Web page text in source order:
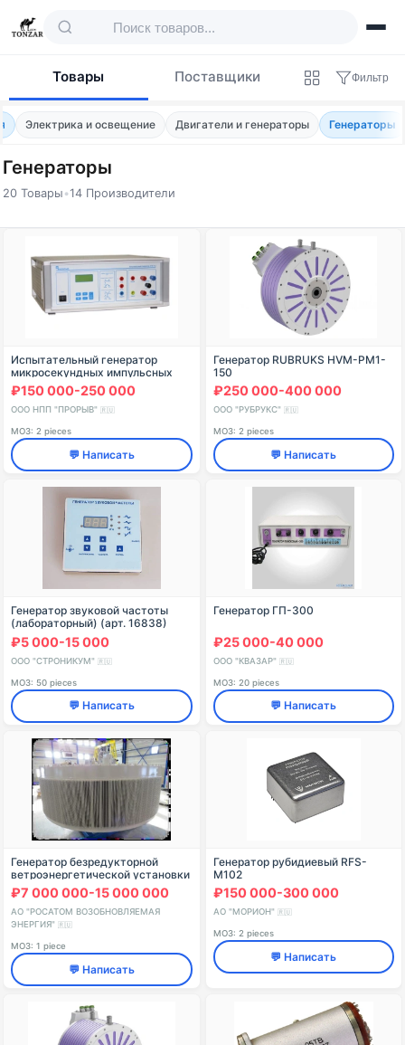
Товары Поставщики Фильтр
Электрика и освещение Двигатели и генераторы Генераторы
Генераторы
20 Товары •14 Производители
Испытательный генератор
микросекундных импульсных
помех большой энергии ИГМ 4.2
₽150 000-250 000
ООО НПП "ПРОРЫВ" 🇷🇺
МОЗ: 2 pieces
💬 Написать
Генератор RUBRUKS HVM-PM1-
150
₽250 000-400 000
ООО "РУБРУКС" 🇷🇺
МОЗ: 2 pieces
💬 Написать
Генератор звуковой частоты
(лабораторный) (арт. 16838)
₽5 000-15 000
ООО "СТРОНИКУМ" 🇷🇺
МОЗ: 50 pieces
💬 Написать
Генератор ГП-300
₽25 000-40 000
ООО "КВАЗАР" 🇷🇺
МОЗ: 20 pieces
💬 Написать
Генератор безредукторной
ветроэнергетической установки
₽7 000 000-15 000 000
АО "РОСАТОМ ВОЗОБНОВЛЯЕМАЯ
ЭНЕРГИЯ"
🇷🇺
МОЗ: 1 piece
💬 Написать
Генератор рубидиевый RFS-
M102
₽150 000-300 000
АО "МОРИОН" 🇷🇺
МОЗ: 2 pieces
💬 Написать